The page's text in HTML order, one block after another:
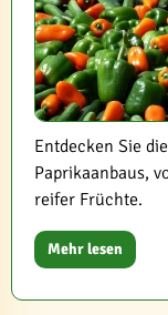
Entdecken Sie
Paprikaanbaus,
reifer Früchte.
Mehr lesen